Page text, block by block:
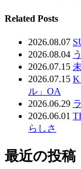
Related Posts
2026.08.07
2026.08.04
2026.07.15
2026.07.15 K
ル」OA
2026.06.29
2026.06.01
らしさ
最近の投稿